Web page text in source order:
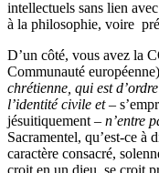
intellectuels sans lien
à la philosophie, voire
D’un côté, vous avez la
Communauté
chrétienne, qui est d’ordre
l’identité civile et–
jésuitiquement – n’entre
Sacramentel, qu’est-ce à
caractère consacré,
croit en un dieu, se croit